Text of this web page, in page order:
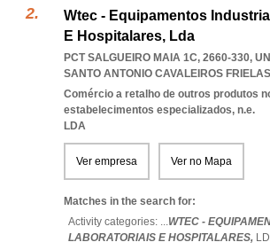
Wtec - Equipamentos
E Hospitalares, Lda
PCT SALGUEIRO MAIA 1C, 2660-330,
SANTO ANTONIO CAVALEIROS
Comércio a retalho de outros produtos
estabelecimentos especializados, n.e.
LDA
Ver empresa Ver no Mapa
Matches in the search for:
Activity categories: ...WTEC -
LABORATORIAIS E HOSPITALARES,